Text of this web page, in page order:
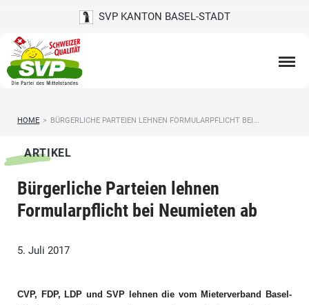
SVP KANTON BASEL-STADT
HOME > BÜRGERLICHE PARTEIEN LEHNEN FORMULARPFLICHT BEI...
ARTIKEL
Bürgerliche Parteien lehnen
Formularpflicht bei Neumieten ab
5. Juli 2017
CVP, FDP, LDP und SVP lehnen die vom Mieterverband Basel-